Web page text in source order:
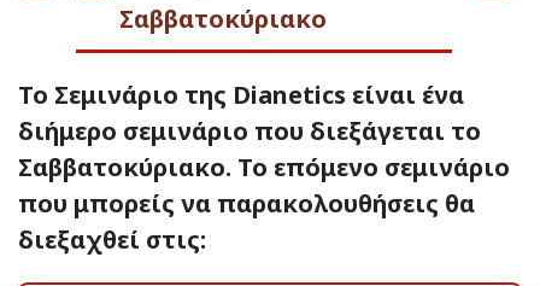
Σαββατοκύριακο
Το Σεμινάριο της Dianetics είναι ένα
διήμερο σεμινάριο που διεξάγεται το
Σαββατοκύριακο. Το επόμενο σεμινάριο
που μπορείς να παρακολουθήσεις θα
διεξαχθεί στις: